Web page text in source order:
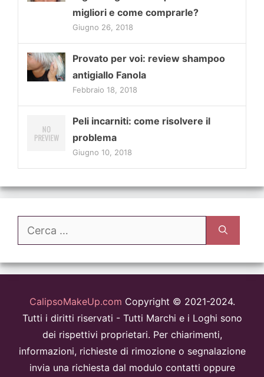
migliori e come comprarle?
Giugno 26, 2018
Provato per voi: review shampoo
antigiallo Fanola
Febbraio 18, 2018
Peli incarniti: come risolvere il
problema
Giugno 10, 2018
Ricerca
CalipsoMakeUp.com Copyright © 2021-2024.
Tutti i diritti riservati - Tutti Marchi e i Loghi sono
dei rispettivi proprietari. Per chiarimenti,
informazioni, richieste di rimozione o segnalazione
invia una richiesta dal modulo contatti oppure